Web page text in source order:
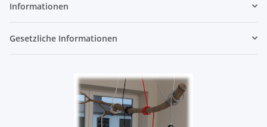
Informationen
Gesetzliche Informationen